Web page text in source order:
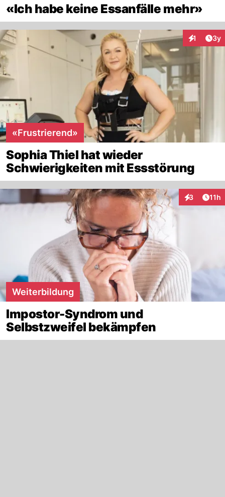
«Ich habe keine Essanfälle mehr»
1 3y
«Frustrierend»
Sophia Thiel hat wieder
Schwierigkeiten mit Essstörung
3 11h
Weiterbildung
Impostor-Syndrom und
Selbstzweifel bekämpfen